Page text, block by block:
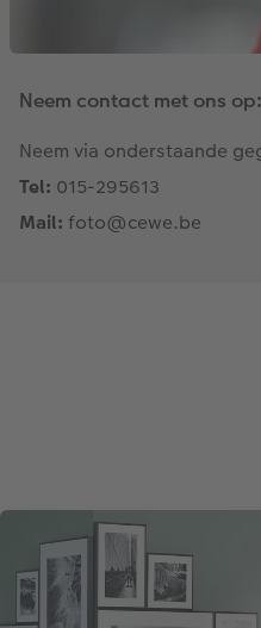
Neem contact met ons op:
Neem via onderstaande
Tel: 015-295613
Mail: foto@cewe.be